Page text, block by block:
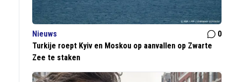
Nieuws
0
Turkije roept Kyiv en Moskou op aanvallen op Zwarte
Zee te staken